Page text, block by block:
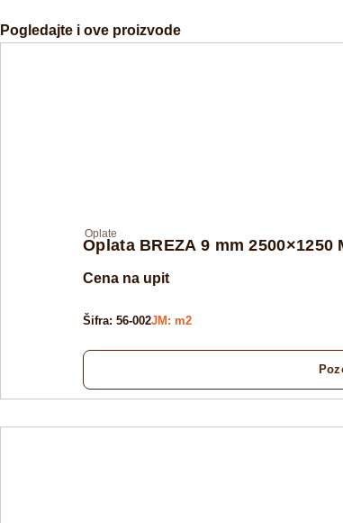
Pogledajte i ove proizvode
Oplate
Oplata BREZA 9 mm 2500×1250
Cena na upit
Šifra: 56-002JM: m2